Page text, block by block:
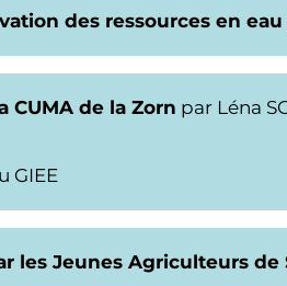
des ressources en eau
CUMA de la Zorn par Léna
GIEE
les Jeunes Agriculteurs de